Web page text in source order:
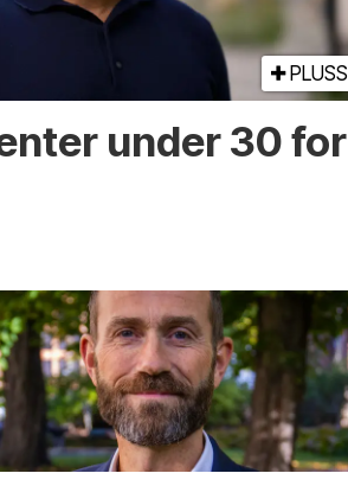
PLUSS
under 30 for